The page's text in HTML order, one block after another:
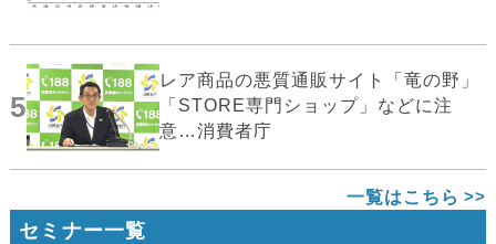
5
レア商品の悪質通販サイト「竜の野」
「STORE専門ショップ」などに注
意…消費者庁
一覧はこちら
セミナー一覧